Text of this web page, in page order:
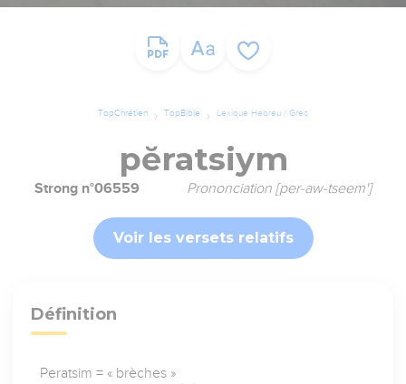
TopChrétien TopBible Lexique Hébreu / Grec
pĕratsiym
Strong n°06559 Prononciation [per-aw-tseem']
Voir les versets relatifs
Définition
Peratsim = « brèches »